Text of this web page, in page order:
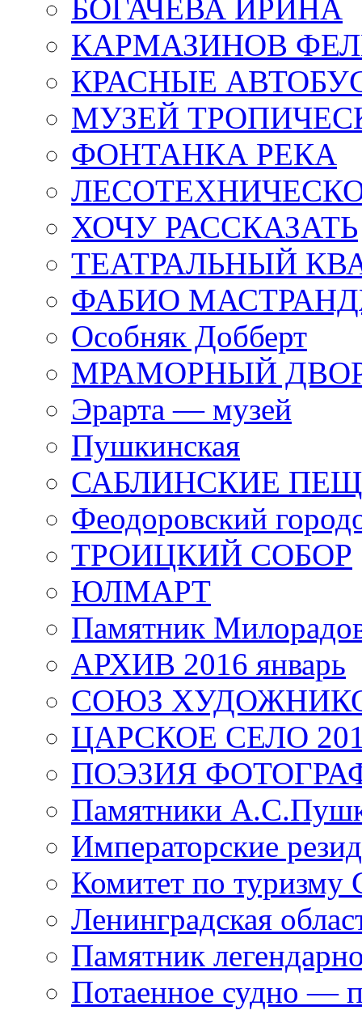
БОГАЧЁВА ИРИНА
КАРМАЗИНОВ
КРАСНЫЕ
МУЗЕЙ
ФОНТАНКА РЕКА
ХОЧУ РАССКАЗАТЬ
ТЕАТРАЛЬНЫЙ
ФАБИО
Особняк Добберт
МРАМОРНЫЙ
Эрарта — музей
Пушкинская
САБЛИНСКИЕ
Феодоровский
ТРОИЦКИЙ СОБОР
ЮЛМАРТ
Памятник
АРХИВ 2016 январь
СОЮЗ
ЦАРСКОЕ СЕЛО
ПОЭЗИЯ
Памятники
Императорские
Комитет по туризму
Ленинградская
Памятник
Потаенное судно —